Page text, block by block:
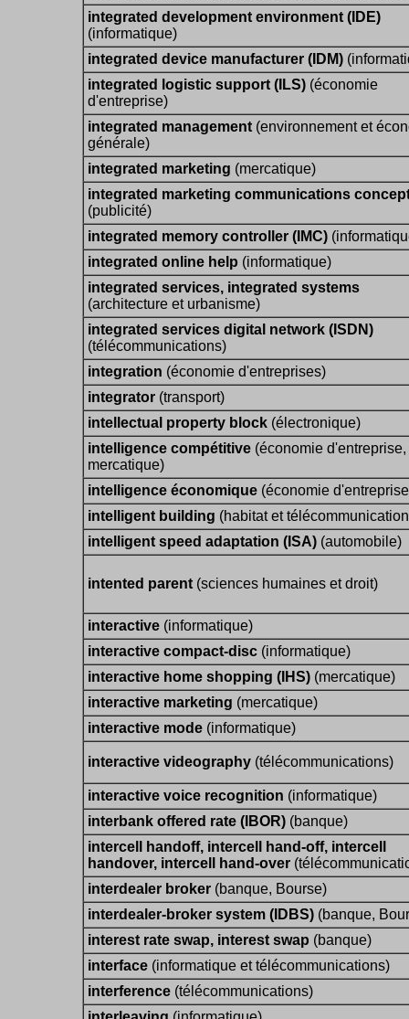
integrated development environment (IDE)
(informatique)
integrated device manufacturer (IDM)
integrated logistic support (ILS) (économie
d'entreprise)
integrated management (environnement et
générale)
integrated marketing (mercatique)
integrated marketing communications
(publicité)
integrated memory controller (IMC)
integrated online help (informatique)
integrated services, integrated systems
(architecture et urbanisme)
integrated services digital network (ISDN)
(télécommunications)
integration (économie d'entreprises)
integrator (transport)
intellectual property block (électronique)
intelligence compétitive (économie d'entreprise,
mercatique)
intelligence économique (économie
intelligent building (habitat et
intelligent speed adaptation (ISA) (automobile)
intented parent (sciences humaines et droit)
interactive (informatique)
interactive compact-disc (informatique)
interactive home shopping (IHS) (mercatique)
interactive marketing (mercatique)
interactive mode (informatique)
interactive videography (télécommunications)
interactive voice recognition (informatique)
interbank offered rate (IBOR) (banque)
intercell handoff, intercell hand-off, intercell
handover, intercell hand-over
interdealer broker (banque, Bourse)
interdealer-broker system (IDBS) (banque,
interest rate swap, interest swap (banque)
interface (informatique et télécommunications)
interference (télécommunications)